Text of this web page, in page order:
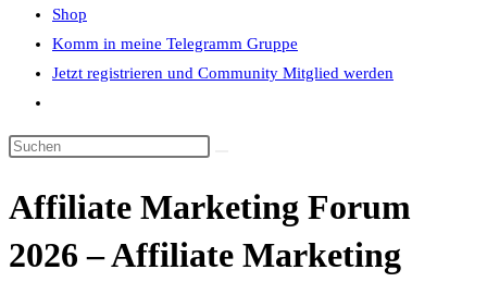
panel.
Shop
Komm in meine Telegramm Gruppe
Jetzt registrieren und Community Mitglied werden
umschalten
Diese
durchsuchen
Affiliate Marketing Forum
2026 – Affiliate Marketing